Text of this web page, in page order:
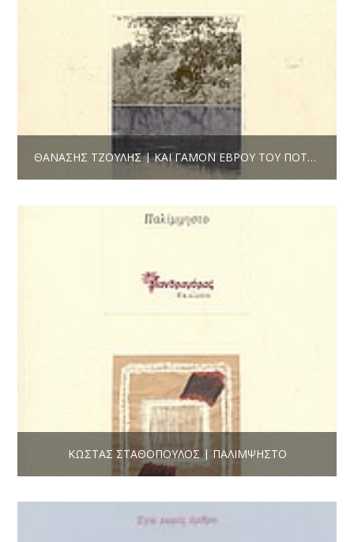
ΘΑΝΆΣΗΣ ΤΖΟΎΛΗΣ | ΚΑΙ ΓΆΜΟΝ ΈΒΡΟΥ ΤΟΥ ΠΟΤΑΜΟΎ
ΚΏΣΤΑΣ ΣΤΑΘΌΠΟΥΛΟΣ | ΠΑΛΊΜΨΗΣΤΟ